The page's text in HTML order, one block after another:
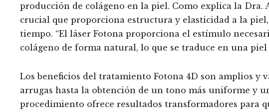
producción de colágeno en la piel. Como explica la Dra.
crucial que proporciona estructura y elasticidad a la
tiempo. “El láser Fotona proporciona el estímulo
colágeno de forma natural, lo que se traduce en una
Los beneficios del tratamiento Fotona 4D son amplios y
arrugas hasta la obtención de un tono más uniforme y
procedimiento ofrece resultados transformadores para